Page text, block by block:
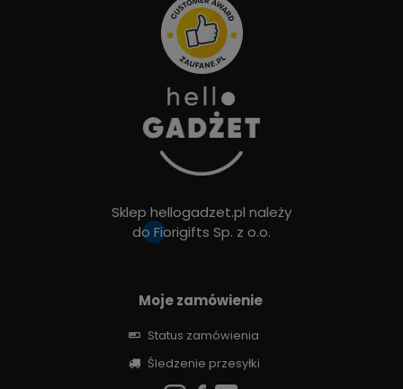
Sklep hellogadzet.pl należy
do Fiorigifts Sp. z o.o.
Moje zamówienie
Status zamówienia
Śledzenie przesyłki